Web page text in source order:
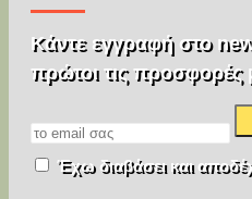
Κάντε εγγραφή στο
πρώτοι τις προσφορές
Έχω διαβάσει και